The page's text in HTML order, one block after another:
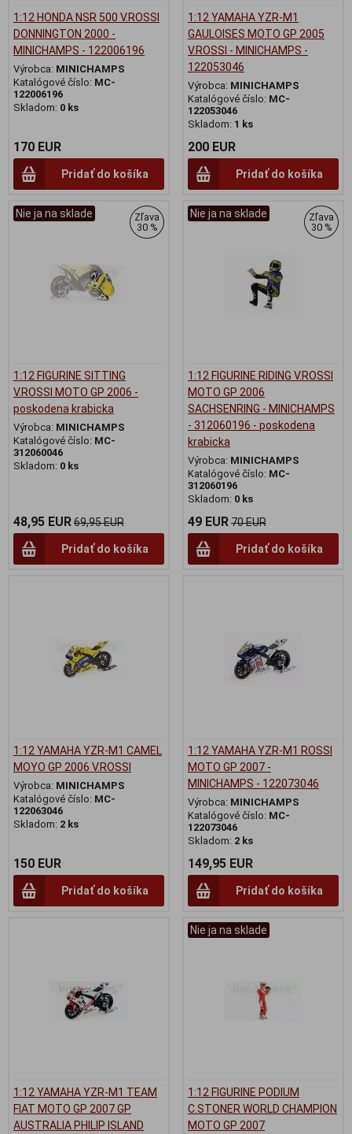
1:12 HONDA NSR 500 V.ROSSI
DONNINGTON 2000 -
MINICHAMPS - 122006196
Výrobca: MINICHAMPS
Katalógové číslo: MC-
122006196
Skladom: 0 ks
170 EUR
Pridať do košíka
1:12 YAMAHA YZR-M1
GAULOISES MOTO GP 2005
V.ROSSI - MINICHAMPS -
122053046
Výrobca: MINICHAMPS
Katalógové číslo: MC-
122053046
Skladom: 1 ks
200 EUR
Pridať do košíka
Nie ja na sklade
Zľava
30 %
1:12 FIGURINE SITTING
V.ROSSI MOTO GP 2006 -
poskodena krabicka
Výrobca: MINICHAMPS
Katalógové číslo: MC-
312060046
Skladom: 0 ks
48,95 EUR69,95 EUR
Pridať do košíka
Nie ja na sklade
Zľava
30 %
1:12 FIGURINE RIDING V.ROSSI
MOTO GP 2006
SACHSENRING - MINICHAMPS
- 312060196 - poskodena
krabicka
Výrobca: MINICHAMPS
Katalógové číslo: MC-
312060196
Skladom: 0 ks
49 EUR70 EUR
Pridať do košíka
1:12 YAMAHA YZR-M1 CAMEL
MOYO GP 2006 V.ROSSI
Výrobca: MINICHAMPS
Katalógové číslo: MC-
122063046
Skladom: 2 ks
150 EUR
Pridať do košíka
1:12 YAMAHA YZR-M1 ROSSI
MOTO GP 2007 -
MINICHAMPS - 122073046
Výrobca: MINICHAMPS
Katalógové číslo: MC-
122073046
Skladom: 2 ks
149,95 EUR
Pridať do košíka
1:12 YAMAHA YZR-M1 TEAM
FIAT MOTO GP 2007 GP
AUSTRALIA PHILIP ISLAND
Nie ja na sklade
1:12 FIGURINE PODIUM
C.STONER WORLD CHAMPION
MOTO GP 2007